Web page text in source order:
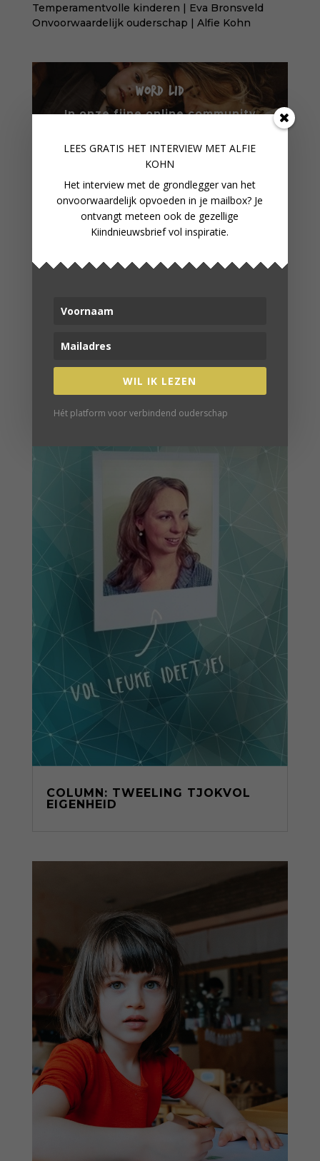
Temperamentvolle kinderen | Eva Bronsveld
Onvoorwaardelijk ouderschap | Alfie Kohn
WORD LID
In onze fijne online community
COMMUNITY
KLUITJE LEVEN: OMGAAN MET
COLUMN: TWEELING TJOKVOL
EIGENHEID
LEES GRATIS HET INTERVIEW MET ALFIE
KOHN
Het interview met de grondlegger van het
onvoorwaardelijk opvoeden in je mailbox? Je
ontvangt meteen ook de gezellige
Kiindnieuwsbrief vol inspiratie.
WIL IK LEZEN
Hét platform voor verbindend ouderschap